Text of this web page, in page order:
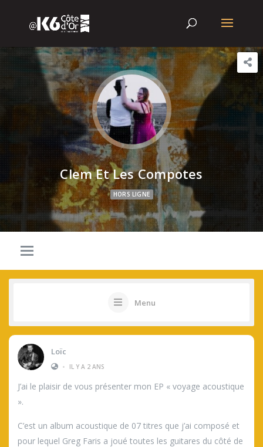
Clem Et Les Compotes
HORS LIGNE
Menu
Loïc
•
IL Y A 2 ANS
J’ai le plaisir de vous présenter mon EP « voyage acoustique
».
C’est un album acoustique de 07 titres que j’ai composé et
pour lequel Greg Faris a joué toutes les guitares du côté de